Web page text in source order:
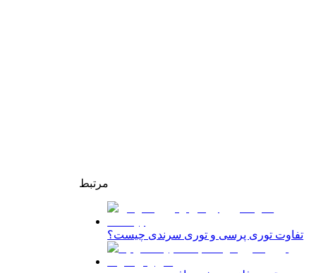
مرتبط
تفاوت توری پرسی و توری سرندی چیست؟